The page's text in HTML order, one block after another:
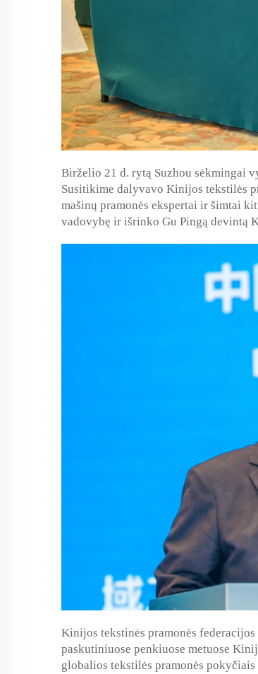
Birželio 21 d. rytą Suzhou sėkmingai
Susitikime dalyvavo Kinijos tekstilės
mašinų pramonės ekspertai ir šimtai
vadovybę ir išrinko Gu Pingą devintą
Kinijos tekstinės pramonės
paskutiniuose penkiuose metuose
globalios tekstilės pramonės